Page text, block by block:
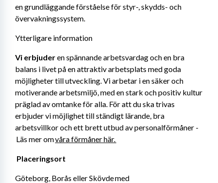
en grundläggande förståelse för styr-, skydds- och
övervakningssystem.
Ytterligare information
Vi erbjuder en spännande arbetsvardag och en bra
balans i livet på en attraktiv arbetsplats med goda
möjligheter till utveckling. Vi arbetar i en säker och
motiverande arbetsmiljö, med en stark och positiv kultur
präglad av omtanke för alla. För att du ska trivas
erbjuder vi möjlighet till ständigt lärande, bra
arbetsvillkor och ett brett utbud av personalförmåner -
Läs mer om våra förmåner här.
Placeringsort
Göteborg, Borås eller Skövde med